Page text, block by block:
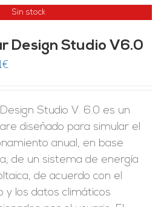
Sin stock
Design Studio V6.0
€
Studio V. 6.0 es un
diseñado para simular el
anual, en base
de un sistema de energía
de acuerdo con el
y los datos climáticos